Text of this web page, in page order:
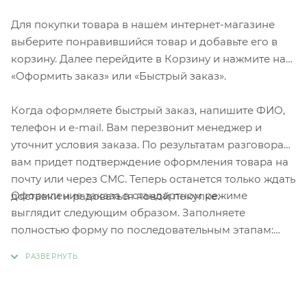
Для покупки товара в нашем интернет-магазине
выберите понравившийся товар и добавьте его в
корзину. Далее перейдите в Корзину и нажмите на
«Оформить заказ» или «Быстрый заказ».
Когда оформляете быстрый заказ, напишите ФИО,
телефон и e-mail. Вам перезвонит менеджер и
уточнит условия заказа. По результатам разговора
вам придет подтверждение оформления товара на
почту или через СМС. Теперь останется только ждать
доставки и радоваться новой покупке.
Оформление заказа в стандартном режиме
выглядит следующим образом. Заполняете
полностью форму по последовательным этапам: